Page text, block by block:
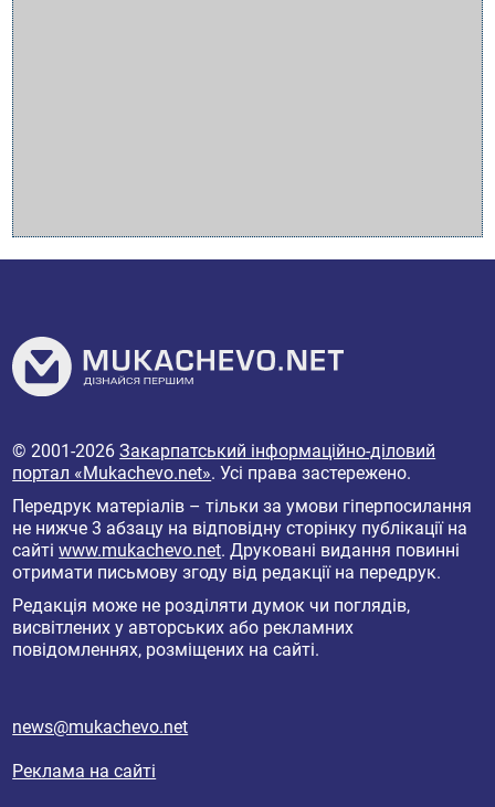
© 2001-2026Закарпатський інформаційно-діловий
портал «Mukachevo.net». Усі права застережено.
Передрук матеріалів – тільки за умови гіперпосилання
не нижче 3 абзацу на відповідну сторінку публікації на
сайтіwww.mukachevo.net. Друковані видання повинні
отримати письмову згоду від редакції на передрук.
Редакція може не розділяти думок чи поглядів,
висвітлених у авторських або рекламних
повідомленнях, розміщених на сайті.
news@mukachevo.net
Реклама на сайті